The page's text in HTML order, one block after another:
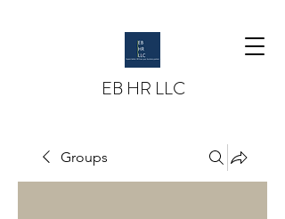
EB HR LLC
Groups